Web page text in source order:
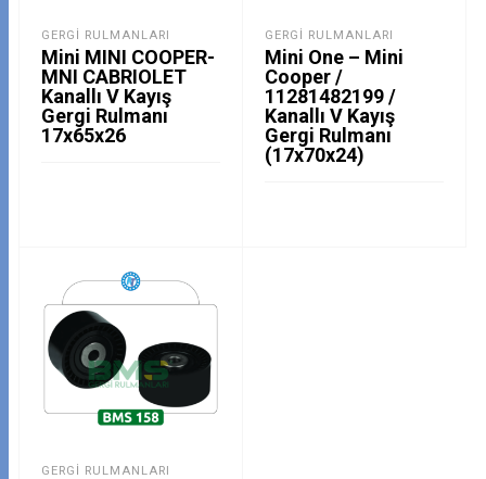
GERGI RULMANLARI
Mini MINI COOPER-
MNI CABRIOLET
Kanallı V Kayış
Gergi Rulmanı
17x65x26
GERGI RULMANLARI
Mini One – Mini
Cooper /
11281482199 /
Kanallı V Kayış
Gergi Rulmanı
(17x70x24)
GERGI RULMANLARI